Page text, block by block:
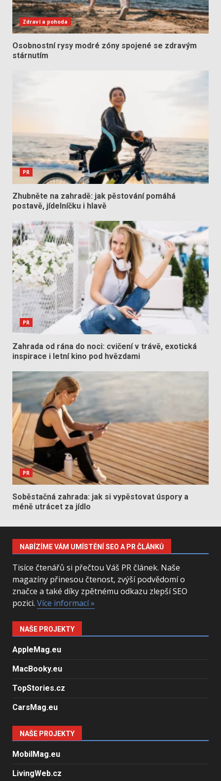
Zdraví a pohoda
Osobnostní rysy modré zóny spojené se zdravým
stárnutím
PR
Zhubněte na zahradě: jak pěstování pomáhá
postavě, jídelníčku i hlavě
PR
Zahrada od rána do noci: cvičení v trávě, exotická
inspirace i letní kino pod hvězdami
PR
Soběstačná zahrada: jak si vypěstovat úspory a
méně utrácet za jídlo
NABÍZÍME VÁM UMÍSTĚNÍ SEO A PR ČLÁNKŮ
Tisíce čtenářů si přečtou Váš PR článek. Naše
magazíny přinesou čtenost, zvýší podvědomí o
značce a také díky zpětnému odkazu zlepší SEO
pozici. Více informací »
NAŠE PROJEKTY
AppleMag.eu
MacBooky.eu
TopStories.cz
CarsMag.eu
NAŠE PROJEKTY
MobilMag.eu
LivingWeb.cz